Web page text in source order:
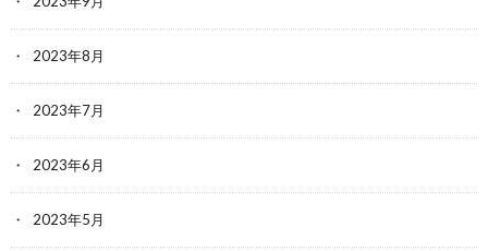
2023年8月
2023年7月
2023年6月
2023年5月